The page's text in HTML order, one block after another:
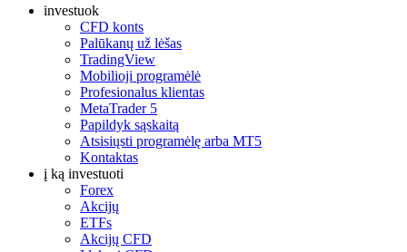
investuok
CFD konts
Palūkanų už lėšas
TradingView
Mobilioji programėlė
Profesionalus klientas
MetaTrader 5
Papildyk sąskaitą
Atsisiųsti programėlę arba MT5
Kontaktas
į ką investuoti
Forex
Akcijų
ETFs
Akcijų CFD